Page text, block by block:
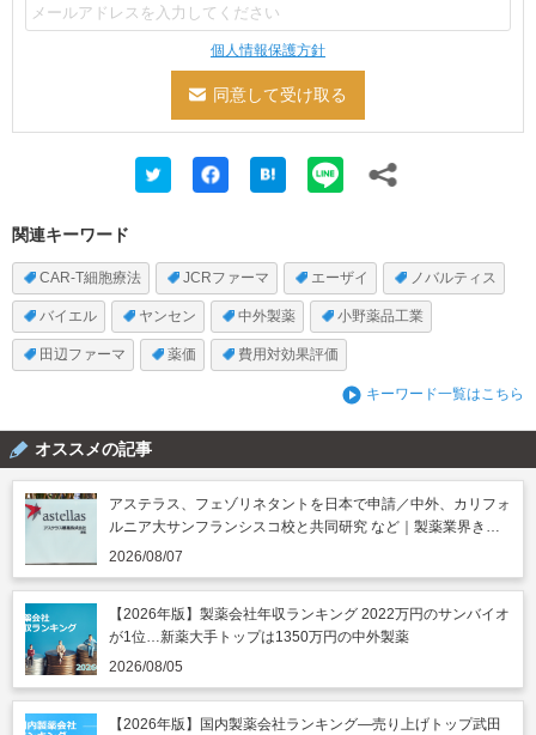
個人情報保護方針
関連キーワード
CAR-T細胞療法 JCRファーマ エーザイ ノバルティス
バイエル ヤンセン 中外製薬 小野薬品工業
田辺ファーマ 薬価 費用対効果評価
キーワード一覧はこちら
オススメの記事
アステラス、フェゾリネタントを日本で申請／中外、カリフォ
ルニア大サンフランシスコ校と共同研究 など｜製薬業界きょ
うのニュースまとめ読み（2026年8月7日）
2026/08/07
【2026年版】製薬会社年収ランキング 2022万円のサンバイオ
が1位…新薬大手トップは1350万円の中外製薬
2026/08/05
【2026年版】国内製薬会社ランキング―売り上げトップ武田